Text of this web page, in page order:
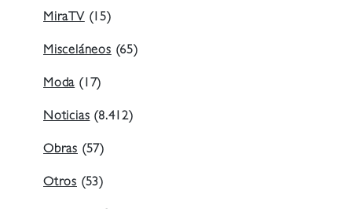
MiraTV(15)
Misceláneos(65)
Moda(17)
Noticias(8.412)
Obras (57)
Otros (53)